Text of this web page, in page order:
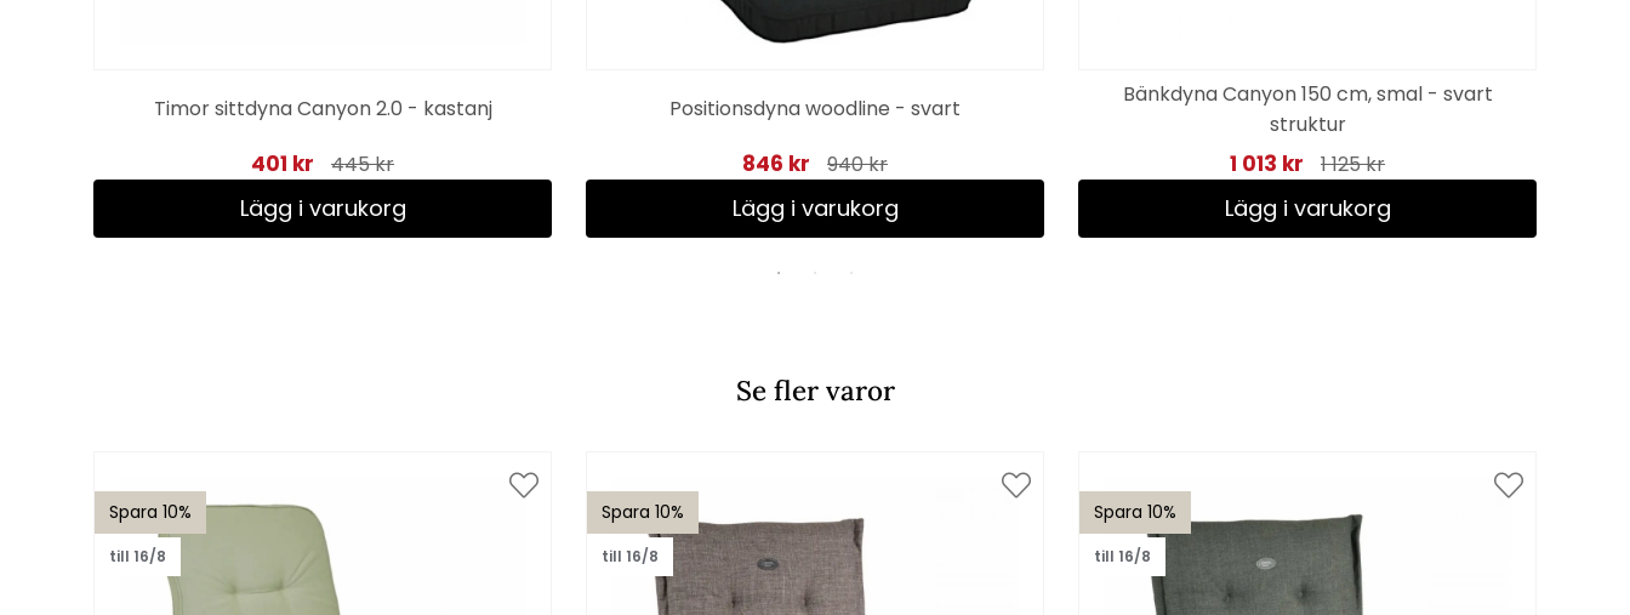
Timor sittdyna Canyon 2.0 - kastanj
401 kr 445 kr
Lägg i varukorg
Positionsdyna woodline - svart
846 kr 940 kr
Lägg i varukorg
Bänkdyna Canyon 150 cm, smal - svart
struktur
1 013 kr 1 125 kr
Lägg i varukorg
Se fler varor
Spara 10%
till 16/8
Spara 10%
till 16/8
Spara 10%
till 16/8